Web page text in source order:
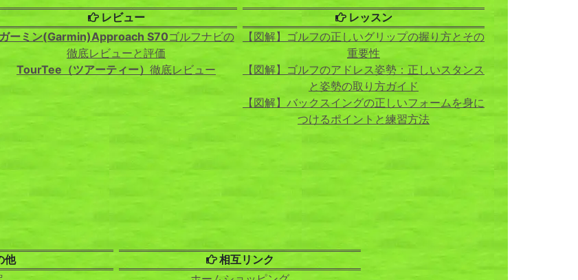
レビュー
ガーミン(Garmin)Approach S70ゴルフナビの
徹底レビューと評価
TourTee（ツアーティー） 徹底レビュー
レッスン
【図解】ゴルフの正しいグリップの握り方とその
重要性
【図解】ゴルフのアドレス姿勢：正しいスタンス
と姿勢の取り方ガイド
【図解】バックスイングの正しいフォームを身に
つけるポイントと練習方法
他 相互リンク